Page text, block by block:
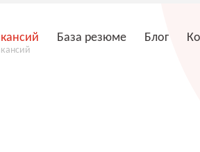
База резюме Блог